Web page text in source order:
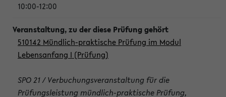
10:00-12:00
510142 Mündlich-praktische Prüfung im Modul
Lebensanfang I (Prüfung)
SPO 21 / Verbuchungsveranstaltung für die
Prüfungsleistung mündlich-praktische Prüfung,